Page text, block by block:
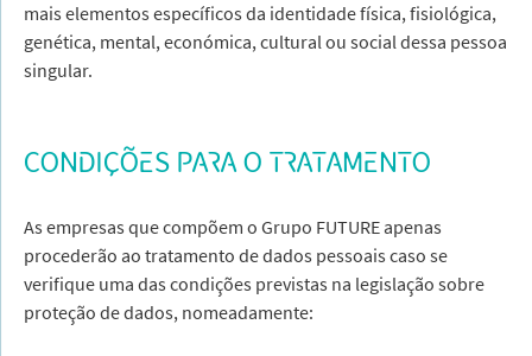
mais elementos específicos da identidade física, fisiológica,
genética, mental, económica, cultural ou social dessa pessoa
singular.
CONDIÇÕES PARA O TRATAMENTO
As empresas que compõem o Grupo FUTURE apenas
procederão ao tratamento de dados pessoais caso se
verifique uma das condições previstas na legislação sobre
proteção de dados, nomeadamente: